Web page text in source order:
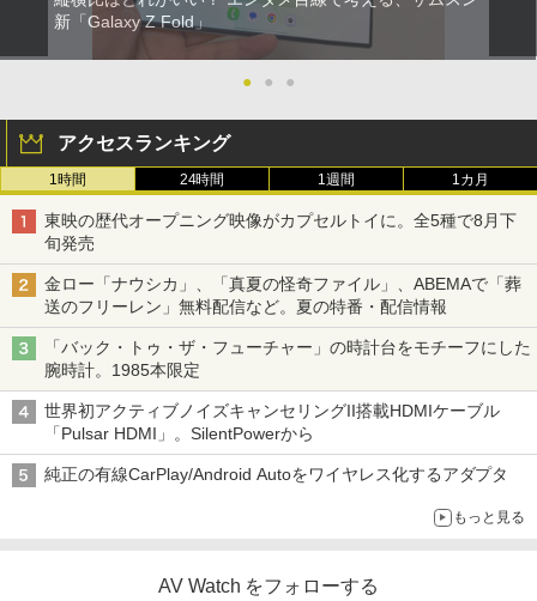
新「Galaxy Z Fold」
● ● ●
アクセスランキング
1時間 24時間 1週間 1カ月
東映の歴代オープニング映像がカプセルトイに。全5種で8月下
旬発売
金ロー「ナウシカ」、「真夏の怪奇ファイル」、ABEMAで「葬
送のフリーレン」無料配信など。夏の特番・配信情報
「バック・トゥ・ザ・フューチャー」の時計台をモチーフにした
腕時計。1985本限定
世界初アクティブノイズキャンセリングII搭載HDMIケーブル
「Pulsar HDMI」。SilentPowerから
純正の有線CarPlay/Android Autoをワイヤレス化するアダプタ
もっと見る
AV Watch をフォローする